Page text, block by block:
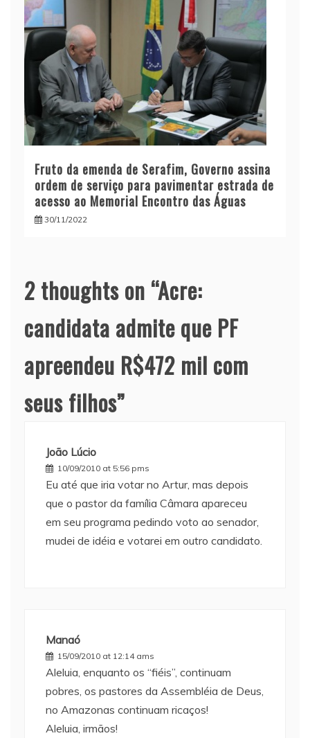
Fruto da emenda de Serafim, Governo assina
ordem de serviço para pavimentar estrada de
acesso ao Memorial Encontro das Águas
30/11/2022
2 thoughts on “Acre:
candidata admite que PF
apreendeu R$472 mil com
seus filhos”
João Lúcio
10/09/2010 at 5:56 pms
Eu até que iria votar no Artur, mas depois
que o pastor da família Câmara apareceu
em seu programa pedindo voto ao senador,
mudei de idéia e votarei em outro candidato.
Manaó
15/09/2010 at 12:14 ams
Aleluia, enquanto os “fiéis”, continuam
pobres, os pastores da Assembléia de Deus,
no Amazonas continuam ricaços!
Aleluia, irmãos!